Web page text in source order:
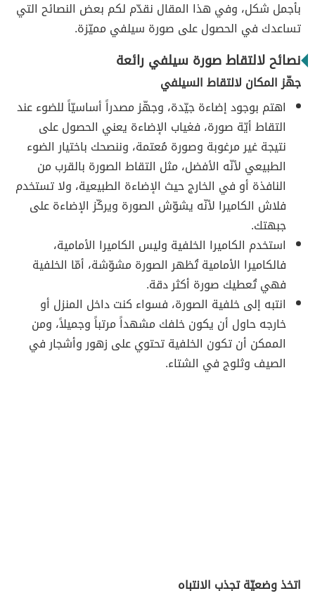
بأجمل شكل، وفي هذا المقال نقدّم لكم بعض النصائح التي
تساعدك في الحصول على صورة سيلفي مميّزة.
نصائح لالتقاط صورة سيلفي رائعة
جهّز المكان لالتقاط السيلفي
اهتم بوجود إضاءة جيّدة، وجهّز مصدراً أساسيّاً للضوء عند
التقاط أيّة صورة، فغياب الإضاءة يعني الحصول على
نتيجة غير مرغوبة وصورة مُعتمة، وننصحك باختيار الضوء
الطبيعي لأنّه الأفضل، مثل التقاط الصورة بالقرب من
النافذة أو في الخارج حيث الإضاءة الطبيعية، ولا تستخدم
فلاش الكاميرا لأنّه يشوّش الصورة ويركّز الإضاءة على
جبهتك.
استخدم الكاميرا الخلفية وليس الكاميرا الأمامية،
فالكاميرا الأمامية تُظهر الصورة مشوّشة، أمّا الخلفية
فهي تُعطيك صورة أكثر دقة.
انتبه إلى خلفية الصورة، فسواء كنت داخل المنزل أو
خارجه حاول أن يكون خلفك مشهداً مرتباً وجميلاً، ومن
الممكن أن تكون الخلفية تحتوي على زهور وأشجار في
الصيف وثلوج في الشتاء.
اتخذ وضعيّة تجذب الانتباه